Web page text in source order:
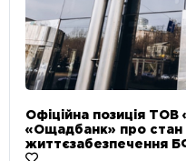
Офіційна позиція
«Ощадбанк» про стан
життєзабезпечення